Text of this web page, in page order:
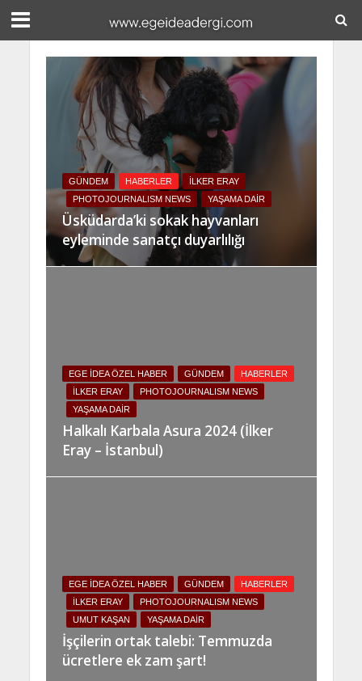
GÜNDEM HABERLER
İLKER ERAY
PHOTOJOURNALISM NEWS
YAŞAMA DAIR
Üsküdarda’ki sokak hayvanları
eyleminde sanatçı duyarlılığı
EGE İDEA ÖZEL HABER GÜNDEM
HABERLER
İLKER ERAY
PHOTOJOURNALISM NEWS
YAŞAMA DAIR
Halkalı Karbala Asura 2024 (İlker
Eray – İstanbul)
EGE İDEA ÖZEL HABER GÜNDEM
HABERLER
İLKER ERAY
PHOTOJOURNALISM NEWS
UMUT KAŞAN
YAŞAMA DAIR
İşçilerin ortak talebi: Temmuzda
ücretlere ek zam şart!